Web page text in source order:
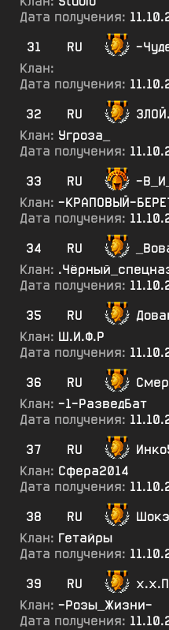
Дата получения:
31
RU
-
Клан:
Дата получения:
32
RU
Клан: Угроза_
Дата получения:
33
RU
-
Клан: -КРАПОВЫЙ-
Дата получения:
34
RU
Клан:
Дата получения:
35
RU
Клан: Ш.И.Ф.Р
Дата получения:
36
RU
Клан: -1-РазведБат
Дата получения:
37
RU
Клан: Сфера2014
Дата получения:
38
RU
Шокэ
Клан: Гетайры
Дата получения:
39
RU
Клан: -Розы_Жизни-
Дата получения: